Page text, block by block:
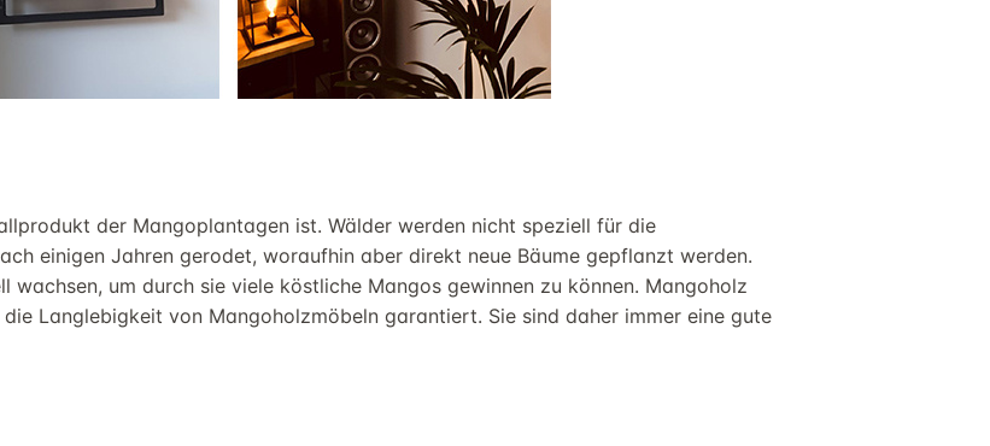
der Mangoplantagen ist. Wälder werden nicht speziell für die
einigen Jahren gerodet, woraufhin aber direkt neue Bäume gepflanzt werden.
wachsen, um durch sie viele köstliche Mangos gewinnen zu können. Mangoholz
die Langlebigkeit von Mangoholzmöbeln garantiert. Sie sind daher immer eine gute